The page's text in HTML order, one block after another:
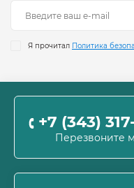
Я прочитал Политика
+7 (343)
Перезвоните